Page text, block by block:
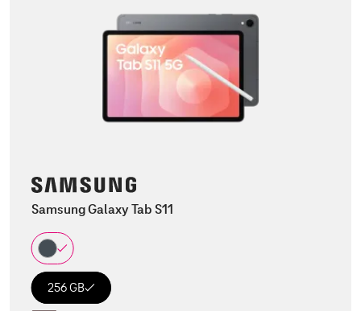
Samsung Galaxy Tab S11
256 GB